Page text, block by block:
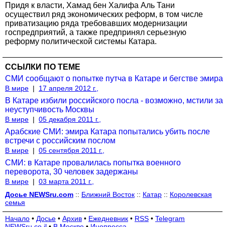
Придя к власти, Хамад бен Халифа Аль Тани
осуществил ряд экономических реформ, в том числе
приватизацию ряда требовавших модернизации
госпредприятий, а также предпринял серьезную
реформу политической системы Катара.
ССЫЛКИ ПО ТЕМЕ
СМИ сообщают о попытке путча в Катаре и бегстве эмира
В мире | 17 апреля 2012 г.,
В Катаре избили российского посла - возможно, мстили за
неуступчивость Москвы
В мире | 05 декабря 2011 г.,
Арабские СМИ: эмира Катара попытались убить после
встречи с российским послом
В мире | 05 сентября 2011 г.,
СМИ: в Катаре провалилась попытка военного
переворота, 30 человек задержаны
В мире | 03 марта 2011 г.,
Досье NEWSru.com :: Ближний Восток :: Катар :: Королевская
семья
Начало • Досье • Архив • Ежедневник • RSS • Telegram